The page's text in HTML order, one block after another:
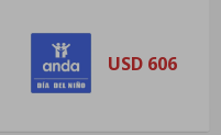
USD 606